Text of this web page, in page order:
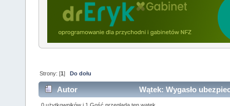
Strony: [1] Do dołu
Autor
Wątek: Wygasło